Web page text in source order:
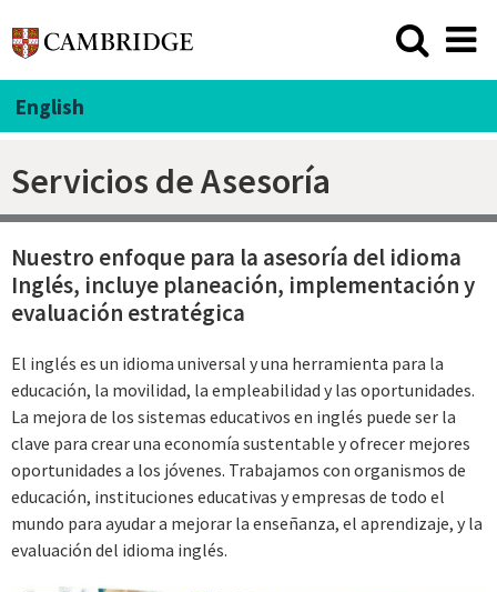
English
Servicios de Asesoría
Nuestro enfoque para la asesoría del idioma
Inglés, incluye planeación, implementación y
evaluación estratégica
El inglés es un idioma universal y una herramienta para la
educación, la movilidad, la empleabilidad y las oportunidades.
La mejora de los sistemas educativos en inglés puede ser la
clave para crear una economía sustentable y ofrecer mejores
oportunidades a los jóvenes. Trabajamos con organismos de
educación, instituciones educativas y empresas de todo el
mundo para ayudar a mejorar la enseñanza, el aprendizaje, y la
evaluación del idioma inglés.